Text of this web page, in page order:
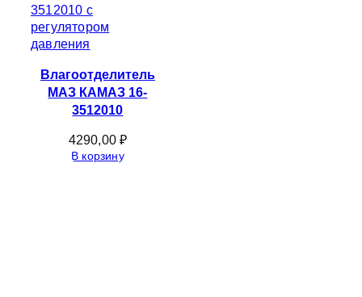
Влагоотделитель
МАЗ КАМАЗ 16-
3512010
4290,00₽
В корзину